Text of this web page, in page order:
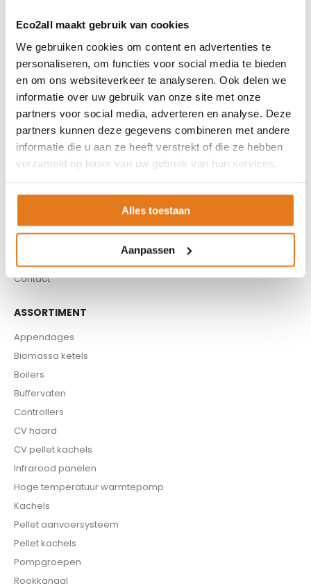
Eco2all maakt gebruik van cookies
We gebruiken cookies om content en advertenties te
personaliseren, om functies voor social media te bieden
en om ons websiteverkeer te analyseren. Ook delen we
informatie over uw gebruik van onze site met onze
partners voor social media, adverteren en analyse. Deze
partners kunnen deze gegevens combineren met andere
informatie die u aan ze heeft verstrekt of die ze hebben
verzameld op basis van uw gebruik van hun services.
Alles toestaan
Aanpassen
KLANTENSERVICE
Partner worden?
Over ons
Algemene voorwaarden
Contact
ASSORTIMENT
Appendages
Biomassa ketels
Boilers
Buffervaten
Controllers
CV haard
CV pellet kachels
Infrarood panelen
Hoge temperatuur warmtepomp
Kachels
Pellet aanvoersysteem
Pellet kachels
Pompgroepen
Rookkanaal